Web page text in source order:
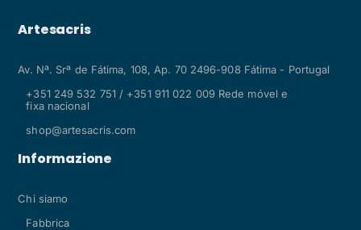
Artesacris
Av. Nª. Srª de Fátima, 108, Ap. 70 2496-908 Fátima - Portugal
+351 249 532 751 / +351 911 022 009 Rede móvel e
fixa nacional
shop@artesacris.com
Informazione
Chi siamo
Fabbrica